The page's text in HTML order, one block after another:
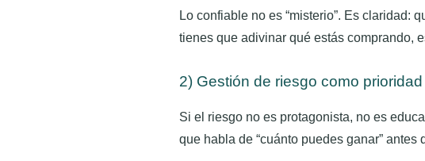
Lo confiable no es “misterio”. Es claridad:
tienes que adivinar qué estás comprando,
2) Gestión de riesgo como prioridad
Si el riesgo no es protagonista, no es
que habla de “cuánto puedes ganar”